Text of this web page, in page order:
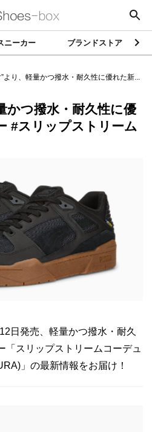
ニーカー ブランドストア
”より、軽量かつ撥水・耐久性に優れた新...
かつ撥水・耐久性に優
#スリップストリーム
日発売、軽量かつ撥水・耐久
「スリップストリームコーデュ
」の最新情報をお届け！